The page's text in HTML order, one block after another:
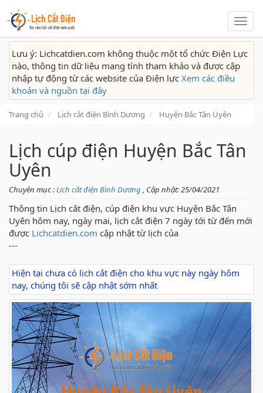
Lịch
cắt
Lưu ý: Lichcatdien.com không thuộc một tổ chức Điện Lực
nào, thông tin dữ liệu mang tính tham khảo và được cập
nhập tự động từ các website của Điện lực Xem các điều
khoản và nguồn tại đây
Trang chủ Lịch cắt điện Bình Dương Huyện Bắc Tân Uyên
Lịch cúp điện Huyện Bắc Tân
Uyên
Chuyên mục :Lịch cắt điện Bình Dương , Cập nhật: 25/04/2021
Thông tin Lịch cắt điện, cúp điện khu vực Huyện Bắc Tân
Uyên hôm nay, ngày mai, lịch cắt điện 7 ngày tới từ đến mới
được Lichcatdien.com cập nhật từ lịch của
---
Hiện tại chưa có lịch cắt điện cho khu vực này ngày hôm
nay, chúng tôi sẽ cập nhật sớm nhất